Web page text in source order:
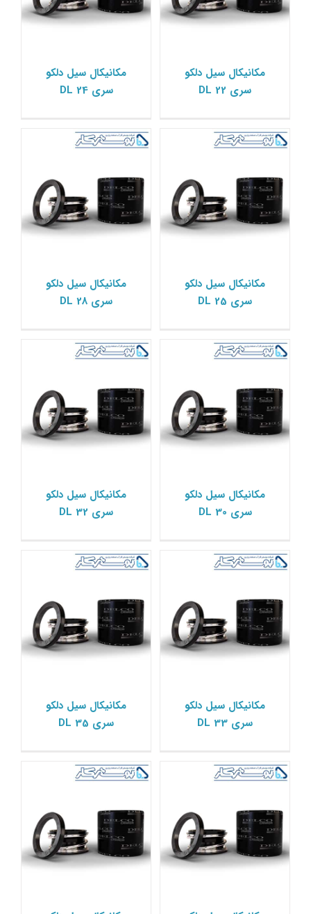
مکانیکال سیل دلکو
سری DL 22
مکانیکال سیل دلکو
سری DL 24
DL 25
مکانیکال سیل دلکو Delco
مکانیکال سیل دلکو
سری DL 25
DL 28
مکانیکال سیل دلکو Delco
مکانیکال سیل دلکو
سری DL 28
DL 30
مکانیکال سیل دلکو Delco
مکانیکال سیل دلکو
سری DL 30
DL 32
مکانیکال سیل دلکو Delco
مکانیکال سیل دلکو
سری DL 32
DL 33
مکانیکال سیل دلکو Delco
مکانیکال سیل دلکو
سری DL 33
DL 35
مکانیکال سیل دلکو Delco
مکانیکال سیل دلکو
سری DL 35
DL 38
مکانیکال سیل دلکو Delco
DL 40
مکانیکال سیل دلکو Delco